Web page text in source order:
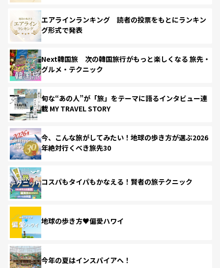
エアラインランキング 読者の投票をもとにランキン
グ形式で発表
Next韓国旅 次の韓国旅行がもっと楽しくなる 旅先・
グルメ・テクニック
旬な“あの人”が「旅」をテーマに語るインタビュー連
載 MY TRAVEL STORY
今、こんな旅がしてみたい！地球の歩き方が選ぶ2026
年絶対行くべき旅先30
コスパもタイパもかなえる！賢者の旅テクニック
地球の歩き方♥偏愛ハワイ
今年の夏はインスパイアへ！